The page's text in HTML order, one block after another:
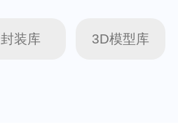
封装库 3D模型库